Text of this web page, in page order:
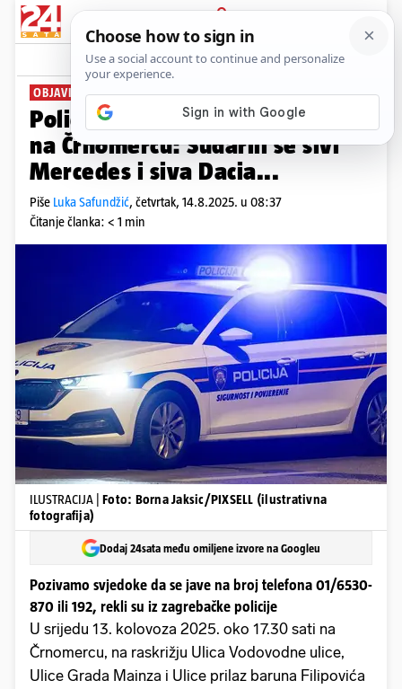
PRIJAVA
News Komentari
OBJAVILI DETALJE
Policija traži svjedoke nesreće
na Črnomercu: Sudarili se sivi
Mercedes i siva Dacia...
Piše Luka Safundžić, četvrtak, 14.8.2025. u 08:37
Čitanje članka: < 1 min
ILUSTRACIJA | Foto: Borna Jaksic/PIXSELL (ilustrativna
fotografija)
Dodaj 24sata među omiljene izvore na Googleu
Pozivamo svjedoke da se jave na broj telefona 01/6530-
870 ili 192, rekli su iz zagrebačke policije
U srijedu 13. kolovoza 2025. oko 17.30 sati na
Črnomercu, na raskrižju Ulica Vodovodne ulice,
Ulice Grada Mainza i Ulice prilaz baruna Filipovića